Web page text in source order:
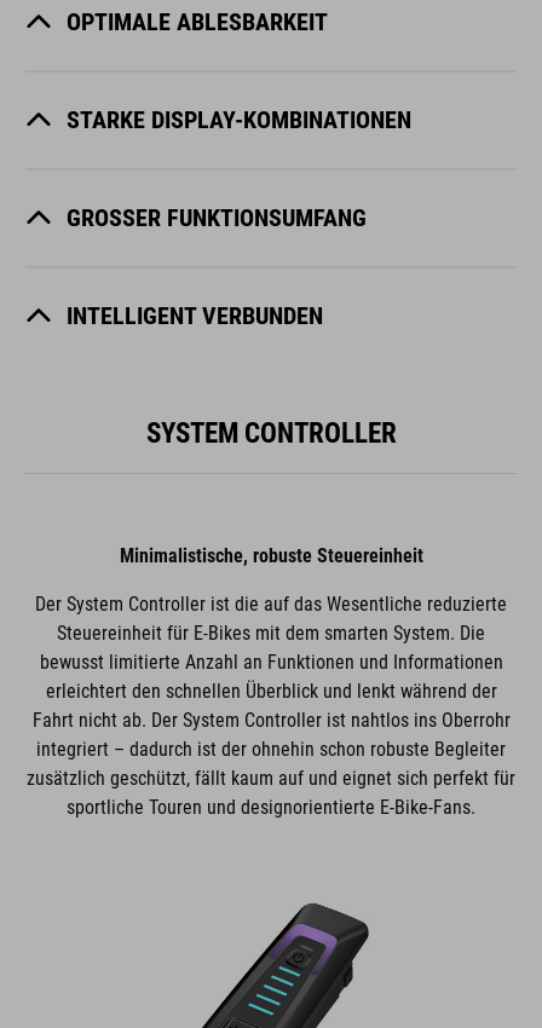
OPTIMALE ABLESBARKEIT
STARKE DISPLAY-KOMBINATIONEN
GROSSER FUNKTIONSUMFANG
INTELLIGENT VERBUNDEN
SYSTEM CONTROLLER
Minimalistische, robuste Steuereinheit
Der System Controller ist die auf das Wesentliche reduzierte
Steuereinheit für E-Bikes mit dem smarten System. Die
bewusst limitierte Anzahl an Funktionen und Informationen
erleichtert den schnellen Überblick und lenkt während der
Fahrt nicht ab. Der System Controller ist nahtlos ins Oberrohr
integriert – dadurch ist der ohnehin schon robuste Begleiter
zusätzlich geschützt, fällt kaum auf und eignet sich perfekt für
sportliche Touren und designorientierte E-Bike-Fans.